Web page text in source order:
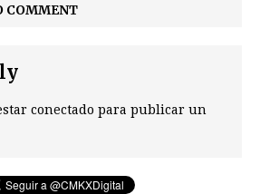
COMMENT
conectado para publicar un